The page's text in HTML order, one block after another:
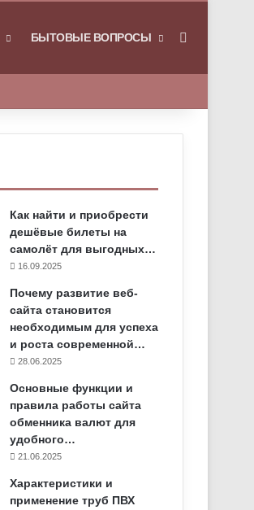
БЫТОВЫЕ ВОПРОСЫ
Как найти и приобрести
дешёвые билеты на
самолёт для выгодных…
16.09.2025
Почему развитие веб-
сайта становится
необходимым для успеха
и роста современной…
28.06.2025
Основные функции и
правила работы сайта
обменника валют для
удобного…
21.06.2025
Характеристики и
применение труб ПВХ